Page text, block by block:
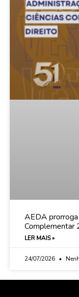
AEDA
Complementar
LER MAIS »
24/07/2026